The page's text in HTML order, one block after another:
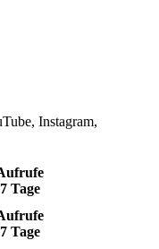
Instagram,
7 Tage
7 Tage